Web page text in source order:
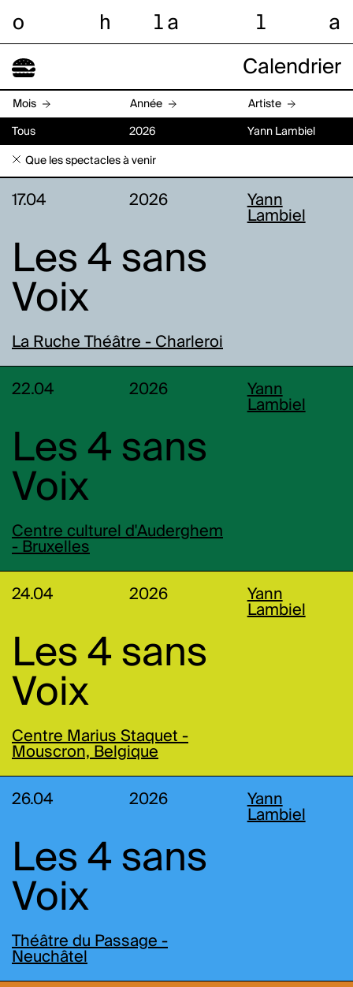
o h l a l a
Calendrier
Mois Année Artiste
Tous 2026 Yann Lambiel
Que les spectacles à venir
17.04 2026
Yann
Lambiel
Les 4 sans
Voix
La Ruche Théâtre - Charleroi
22.04 2026
Yann
Lambiel
Les 4 sans
Voix
Centre culturel d'Auderghem
- Bruxelles
24.04 2026
Yann
Lambiel
Les 4 sans
Voix
Centre Marius Staquet -
Mouscron, Belgique
26.04 2026
Yann
Lambiel
Les 4 sans
Voix
Théâtre du Passage -
Neuchâtel